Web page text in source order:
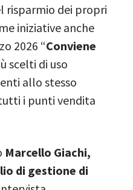
risparmio dei propri
iniziative anche
2026 “Conviene
scelti di uso
allo stesso
i punti vendita
Marcello Giachi,
di gestione di